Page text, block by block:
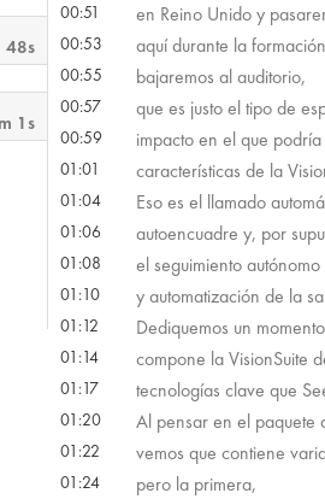
48s
1s
00:51 en Reino Unido y
00:53 aquí durante la
00:55 bajaremos al auditorio,
00:57 que es justo el tipo de
00:59 impacto en el que
01:01 características de la
01:04 Eso es el llamado
01:06 autoencuadre y, por
01:08 el seguimiento
01:10 y automatización de la
01:12 Dediquemos un
01:14 compone la VisionSuite
01:17 tecnologías clave que
01:20 Al pensar en el paquete
01:22 vemos que contiene
01:24 pero la primera,